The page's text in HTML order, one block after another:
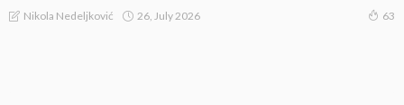
Nikola Nedeljković 26, July 2026 63